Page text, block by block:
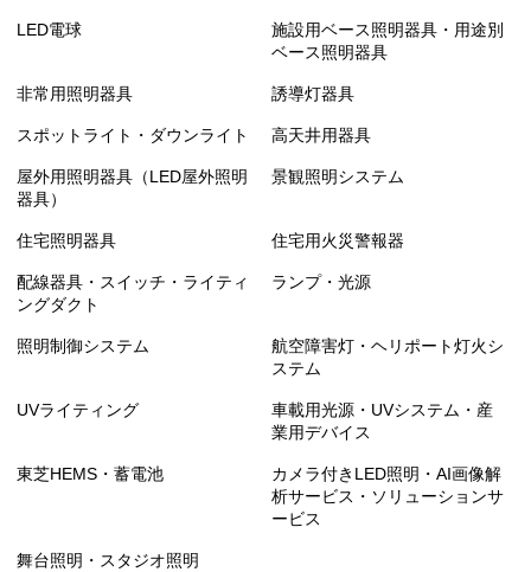
LED電球
施設用ベース照明器具・用途別
ベース照明器具
非常用照明器具 誘導灯器具
スポットライト・ダウンライト 高天井用器具
屋外用照明器具（LED屋外照明
器具）
景観照明システム
住宅照明器具 住宅用火災警報器
配線器具・スイッチ・ライティ
ングダクト
ランプ・光源
照明制御システム
航空障害灯・ヘリポート灯火シ
ステム
UVライティング
車載用光源・UVシステム・産
業用デバイス
東芝HEMS・蓄電池
カメラ付きLED照明・AI画像解
析サービス・ソリューションサ
ービス
舞台照明・スタジオ照明